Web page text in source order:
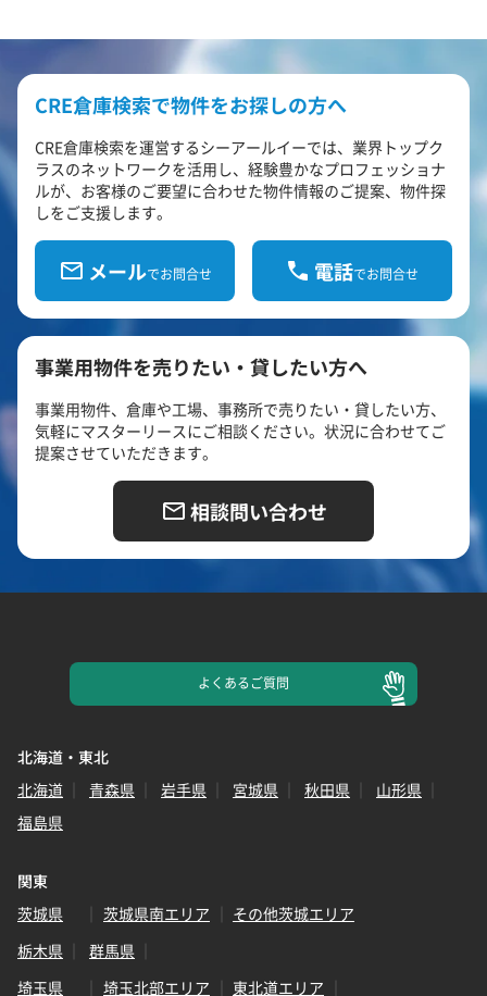
CRE倉庫検索で物件をお探しの方へ
CRE倉庫検索を運営するシーアールイーでは、業界トップク
ラスのネットワークを活用し、経験豊かなプロフェッショナ
ルが、お客様のご要望に合わせた物件情報のご提案、物件探
しをご支援します。
メールでお問合せ 電話でお問合せ
事業用物件を売りたい・貸したい方へ
事業用物件、倉庫や工場、事務所で売りたい・貸したい方、
気軽にマスターリースにご相談ください。状況に合わせてご
提案させていただきます。
相談問い合わせ
よくあるご質問
北海道・東北
北海道
青森県 岩手県 宮城県 秋田県
山形県
福島県
関東
茨城県
茨城県南エリア
その他茨城エリア
栃木県
群馬県
埼玉県
埼玉北部エリア
東北道エリア